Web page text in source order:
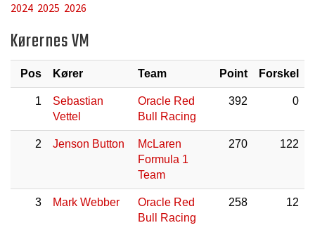
2024 2025 2026
Kørernes VM
Pos Kører Team Point Forskel
1
Sebastian
Vettel
Oracle Red
Bull Racing
392 0
2 Jenson Button
McLaren
Formula 1
Team
270 122
3 Mark Webber
Oracle Red
Bull Racing
258 12